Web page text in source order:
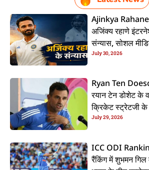
Ajinkya
अजिंक्य रहाणे
संन्यास, सोशल
कइलें एलान
July 30, 2026
Ryan Ten
रयान टेन डोशेट के
क्रिकेट स्ट्रेटजी के
July 29, 2026
ICC ODI
रैंकिंग में शुभमन